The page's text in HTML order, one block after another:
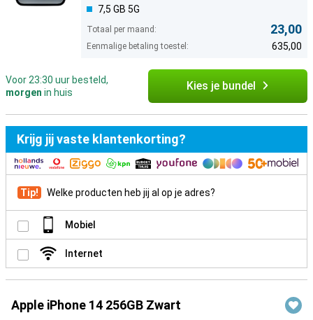
7,5 GB 5G
Totaal per maand: 23,00
Eenmalige betaling toestel: 635,00
Voor 23:30 uur besteld,
morgen in huis Kies je bundel
Krijg jij vaste klantenkorting?
Tip! Welke producten heb jij al op je adres?
Mobiel
Internet
Apple iPhone 14 256GB Zwart